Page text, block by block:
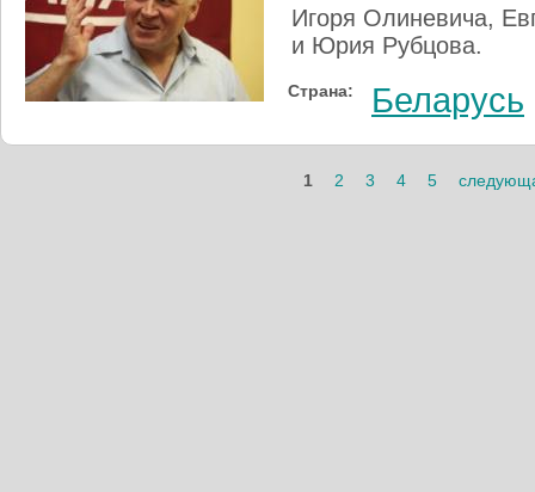
Игоря Олиневича,
и Юрия Рубцова.
Страна: Беларусь
1 2 3 4 5